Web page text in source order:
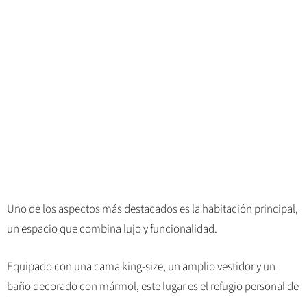
Uno de los aspectos más destacados es la habitación principal,
un espacio que combina lujo y funcionalidad.
Equipado con una cama king-size, un amplio vestidor y un
baño decorado con mármol, este lugar es el refugio personal de